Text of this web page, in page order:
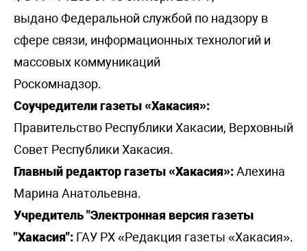
выдано Федеральной службой по надзору в
сфере связи, информационных технологий и
массовых коммуникаций
Роскомнадзор.
Соучредители газеты «Хакасия»:
Правительство Республики Хакасии, Верховный
Совет Республики Хакасия.
Главный редактор газеты «Хакасия»:Алехина
Марина Анатольевна.
Учредитель "Электронная версия газеты
"Хакасия": ГАУ РХ «Редакция газеты «Хакасия».